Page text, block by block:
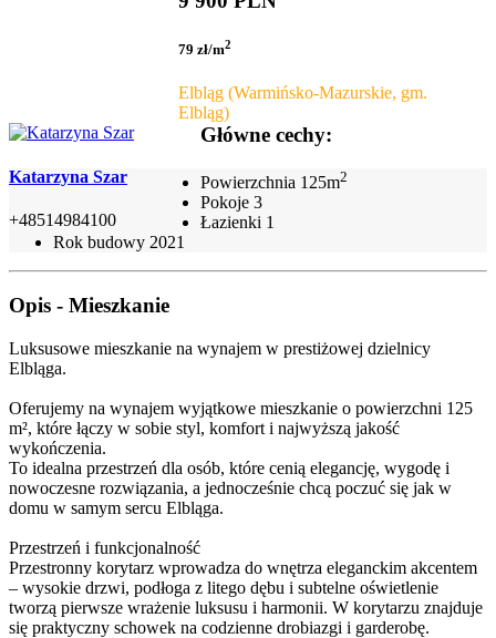
79 zł/m2
Elbląg (Warmińsko-Mazurskie, gm.
Elbląg)
Katarzyna Szar
+48514984100
Główne cechy:
Powierzchnia 125m2
Pokoje 3
Łazienki 1
Rok budowy 2021
Opis - Mieszkanie
Luksusowe mieszkanie na wynajem w prestiżowej dzielnicy
Elbląga.
Oferujemy na wynajem wyjątkowe mieszkanie o powierzchni 125
m², które łączy w sobie styl, komfort i najwyższą jakość
wykończenia.
To idealna przestrzeń dla osób, które cenią elegancję, wygodę i
nowoczesne rozwiązania, a jednocześnie chcą poczuć się jak w
domu w samym sercu Elbląga.
Przestrzeń i funkcjonalność
Przestronny korytarz wprowadza do wnętrza eleganckim akcentem
– wysokie drzwi, podłoga z litego dębu i subtelne oświetlenie
tworzą pierwsze wrażenie luksusu i harmonii. W korytarzu znajduje
się praktyczny schowek na codzienne drobiazgi i garderobę.